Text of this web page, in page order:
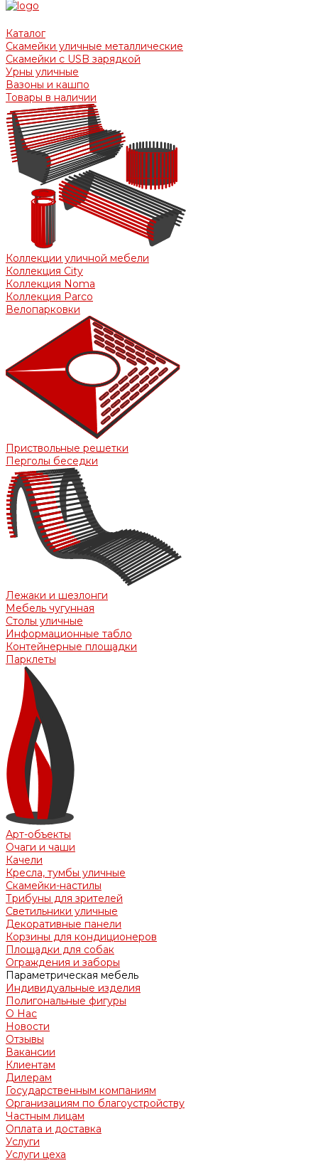
Каталог
Скамейки уличные металлические
Скамейки с USB зарядкой
Урны уличные
Вазоны и кашпо
Товары в наличии
Коллекции уличной мебели
Коллекция City
Коллекция Noma
Коллекция Parco
Велопарковки
Приствольные решетки
Перголы беседки
Лежаки и шезлонги
Мебель чугунная
Столы уличные
Информационные табло
Контейнерные площадки
Парклеты
Арт-объекты
Очаги и чаши
Качели
Кресла, тумбы уличные
Скамейки-настилы
Трибуны для зрителей
Светильники уличные
Декоративные панели
Корзины для кондиционеров
Площадки для собак
Ограждения и заборы
Параметрическая мебель
Индивидуальные изделия
Полигональные фигуры
О Нас
Новости
Отзывы
Вакансии
Клиентам
Дилерам
Государственным компаниям
Организациям по благоустройству
Частным лицам
Оплата и доставка
Услуги
Услуги цеха